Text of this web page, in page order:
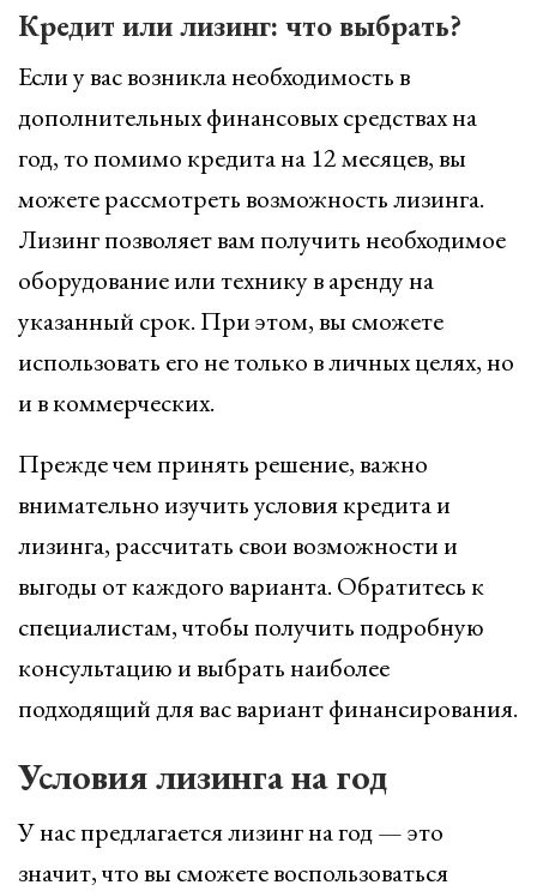
Кредит или лизинг: что выбрать?
Если у вас возникла необходимость в
дополнительных финансовых средствах на
год, то помимо кредита на 12 месяцев, вы
можете рассмотреть возможность лизинга.
Лизинг позволяет вам получить необходимое
оборудование или технику в аренду на
указанный срок. При этом, вы сможете
использовать его не только в личных целях, но
и в коммерческих.
Прежде чем принять решение, важно
внимательно изучить условия кредита и
лизинга, рассчитать свои возможности и
выгоды от каждого варианта. Обратитесь к
специалистам, чтобы получить подробную
консультацию и выбрать наиболее
подходящий для вас вариант финансирования.
Условия лизинга на год
У нас предлагается лизинг на год — это
значит, что вы сможете воспользоваться